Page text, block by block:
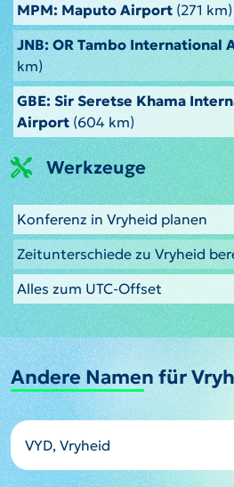
MPM: Maputo Airport (271 km)
JNB: OR Tambo International
km)
GBE: Sir Seretse Khama
Airport (604 km)
Werkzeuge
Konferenz in Vryheid planen
Zeitunterschiede zu Vryheid
Alles zum UTC-Offset
Andere Namen für
VYD, Vryheid